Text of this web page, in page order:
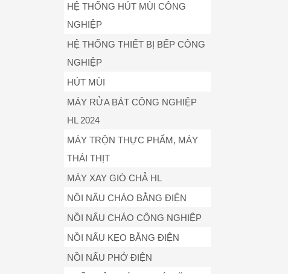
HỆ THỐNG HÚT MÙI CÔNG
NGHIỆP
HỆ THỐNG THIẾT BỊ BẾP CÔNG
NGHIỆP
HÚT MÙI
MÁY RỬA BÁT CÔNG NGHIỆP
HL 2024
MÁY TRỘN THỰC PHẨM, MÁY
THÁI THỊT
MÁY XAY GIÒ CHẢ HL
NỒI NẤU CHÁO BẰNG ĐIỆN
NỒI NẤU CHÁO CÔNG NGHIỆP
NỒI NẤU KẸO BẰNG ĐIỆN
NỒI NẤU PHỞ ĐIỆN